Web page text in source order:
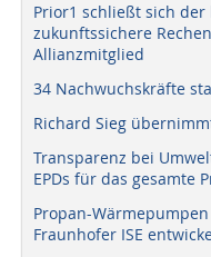
Prior1 schließt sich
zukunftssichere
Allianzmitglied
34 Nachwuchskräfte
Richard Sieg
Transparenz bei
EPDs für das gesamte
Propan-
Fraunhofer ISE